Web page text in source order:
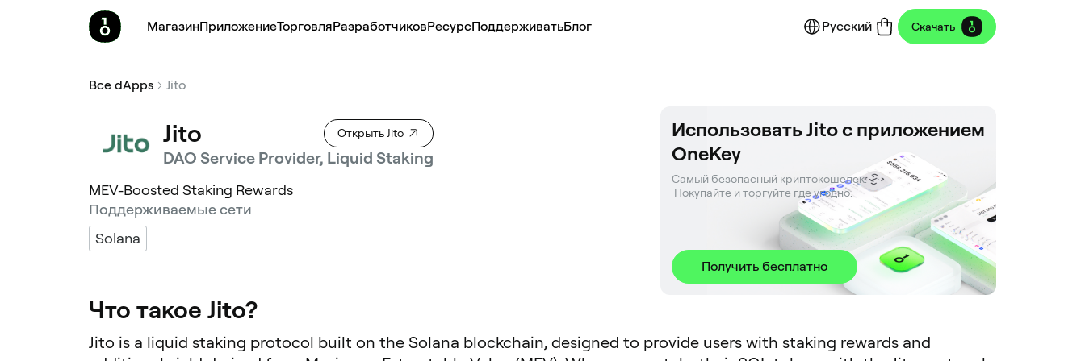
МагазинПриложениеТорговляPазработчиковРесурсПоддерживатьБлог Русский Скачать
Все dApps Jito
Jito Открыть Jito
DAO Service Provider, Liquid Staking
MEV-Boosted Staking Rewards
Поддерживаемые сети
Solana
Использовать Jito с приложением
OneKey
Самый безопасный криптокошелек.
Покупайте и торгуйте где угодно.
Получить бесплатно
Что такое Jito?
Jito is a liquid staking protocol built on the Solana blockchain, designed to provide users with staking rewards and